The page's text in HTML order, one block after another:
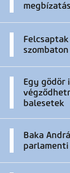
szombaton
Egy gödör
balesetek
Baka